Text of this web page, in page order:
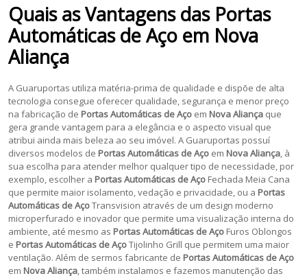
Quais as Vantagens das Portas
Automáticas de Aço em Nova
Aliança
A Guaruportas utiliza matéria-prima de qualidade e dispõe de alta
tecnologia consegue oferecer qualidade, segurança e menor preço
na fabricação de Portas Automáticas de Aço em Nova Aliança que
gera grande vantagem para a elegância e o aspecto visual que
atribui ainda mais beleza ao seu imóvel. A Guaruportas possuí
diversos modelos de Portas Automáticas de Aço em Nova Aliança, à
sua escolha para atender melhor qualquer tipo de necessidade, por
exemplo, escolher a Portas Automáticas de Aço Fechada Meia Cana
que permite maior isolamento, vedação e privacidade, ou a Portas
Automáticas de AçoTransvision através de um design moderno
microperfurado e inovador que permite uma visualização interna do
ambiente, até mesmo as Portas Automáticas de Aço Furos Oblongos
e Portas Automáticas de AçoTijolinho Grill que permitem uma maior
ventilação. Além de sermos fabricante de Portas Automáticas de Aço
em Nova Aliança, também instalamos e fazemos manutenção das